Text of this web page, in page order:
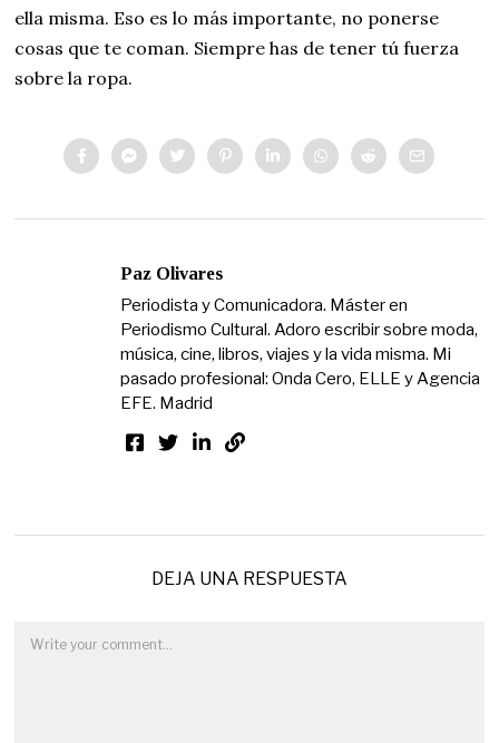
ella misma. Eso es lo más importante, no ponerse
cosas que te coman. Siempre has de tener tú fuerza
sobre la ropa.
Paz Olivares
Periodista y Comunicadora. Máster en
Periodismo Cultural. Adoro escribir sobre moda,
música, cine, libros, viajes y la vida misma. Mi
pasado profesional: Onda Cero, ELLE y Agencia
EFE. Madrid
DEJA UNA RESPUESTA